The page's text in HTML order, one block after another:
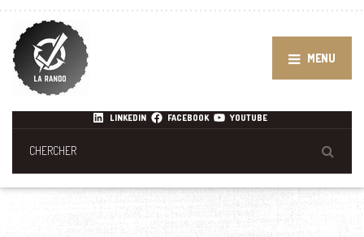
MENU
LINKEDIN FACEBOOK YOUTUBE